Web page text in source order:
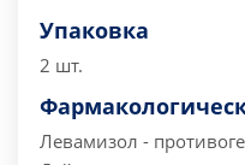
Упаковка
2 шт.
Левамизол -